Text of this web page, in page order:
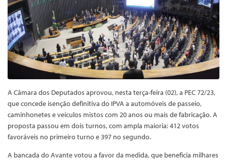
A Câmara dos Deputados aprovou, nesta terça-feira (02), a PEC 72/23,
que concede isenção definitiva do IPVA a automóveis de passeio,
caminhonetes e veículos mistos com 20 anos ou mais de fabricação. A
proposta passou em dois turnos, com ampla maioria: 412 votos
favoráveis no primeiro turno e 397 no segundo.
A bancada do Avante votou a favor da medida, que beneficia milhares